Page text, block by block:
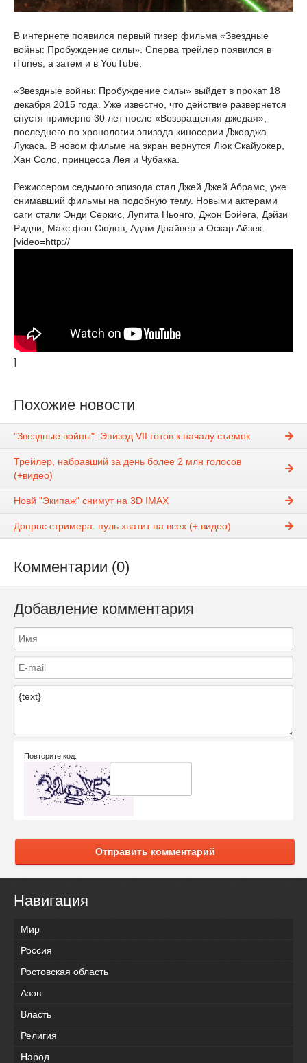
В интернете появился первый тизер фильма «Звездные
войны: Пробуждение силы». Сперва трейлер появился в
iTunes, а затем и в YouTube.
«Звездные войны: Пробуждение силы» выйдет в прокат 18
декабря 2015 года. Уже известно, что действие развернется
спустя примерно 30 лет после «Возвращения джедая»,
последнего по хронологии эпизода киносерии Джорджа
Лукаса. В новом фильме на экран вернутся Люк Скайуокер,
Хан Соло, принцесса Лея и Чубакка.
Режиссером седьмого эпизода стал Джей Джей Абрамс, уже
снимавший фильмы на подобную тему. Новыми актерами
саги стали Энди Серкис, Лупита Ньонго, Джон Бойега, Дэйзи
Ридли, Макс фон Сюдов, Адам Драйвер и Оскар Айзек.
[video=http://
]
Похожие новости
"Звездные войны": Эпизод VII готов к началу съемок
Трейлер, набравший за день более 2 млн голосов
(+видео)
Новй "Экипаж" снимут на 3D IMAX
Допрос стримера: пуль хватит на всех (+ видео)
Комментарии (0)
Добавление комментария
Повторите код:
Отправить комментарий
Навигация
Мир
Россия
Ростовская область
Азов
Власть
Религия
Народ